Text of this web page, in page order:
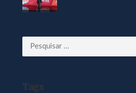
Pesquisar
por:
Tags